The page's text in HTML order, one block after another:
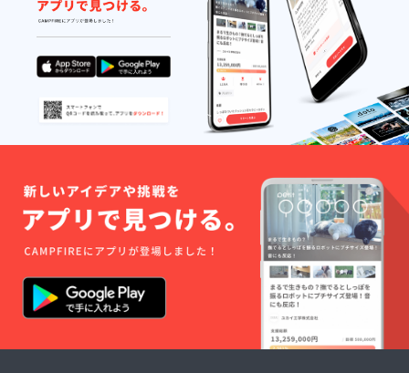
あなた
次第で
す！ ◎
香川県
の人気
カメラ
マンに
よって
撮影さ
れた、
素敵す
真から
制作し
たハレ
ルのオ
リジナ
ルポス
トカー
ドの中
からお
だけお
選びい
ただき